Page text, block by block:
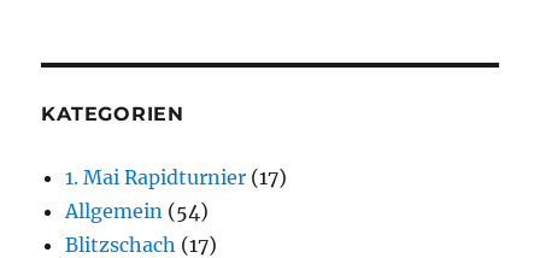
KATEGORIEN
1. Mai Rapidturnier (17)
Allgemein (54)
Blitzschach (17)